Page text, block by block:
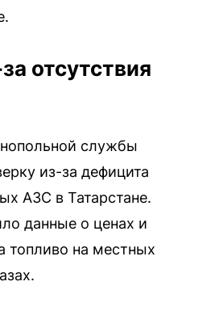
отсутствия
службы
из-за дефицита
АЗС в Татарстане.
данные о ценах и
топливо на местных